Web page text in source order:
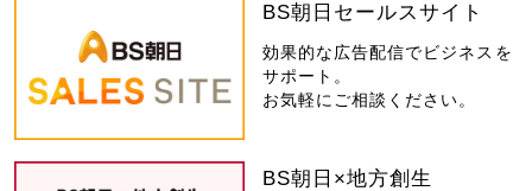
BS朝日セールスサイト
効果的な広告配信でビジネスを
サポート。
お気軽にご相談ください。
BS朝日×地方創生